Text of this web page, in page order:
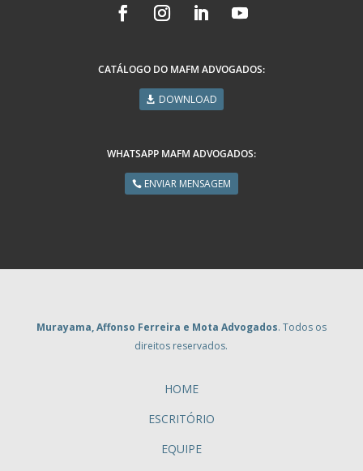
CATÁLOGO DO MAFM ADVOGADOS:
DOWNLOAD
WHATSAPP MAFM ADVOGADOS:
ENVIAR MENSAGEM
Murayama, Affonso Ferreira e Mota Advogados. Todos os
direitos reservados.
HOME
ESCRITÓRIO
EQUIPE